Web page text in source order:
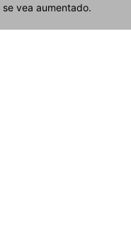
vea aumentado.